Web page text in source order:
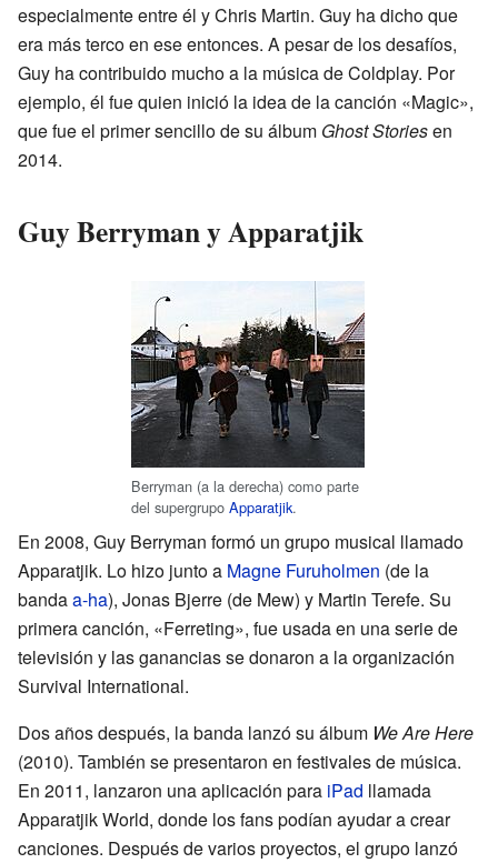
especialmente entre él y Chris Martin. Guy ha dicho que
era más terco en ese entonces. A pesar de los desafíos,
Guy ha contribuido mucho a la música de Coldplay. Por
ejemplo, él fue quien inició la idea de la canción «Magic»,
que fue el primer sencillo de su álbum Ghost Storiesen
2014.
Guy Berryman y Apparatjik
Berryman (a la derecha) como parte
del supergrupo Apparatjik.
En 2008, Guy Berryman formó un grupo musical llamado
Apparatjik. Lo hizo junto a Magne Furuholmen (de la
bandaa-ha), Jonas Bjerre (de Mew) y Martin Terefe. Su
primera canción, «Ferreting», fue usada en una serie de
televisión y las ganancias se donaron a la organización
Survival International.
Dos años después, la banda lanzó su álbum We Are Here
(2010). También se presentaron en festivales de música.
En 2011, lanzaron una aplicación para iPad llamada
Apparatjik World, donde los fans podían ayudar a crear
canciones. Después de varios proyectos, el grupo lanzó